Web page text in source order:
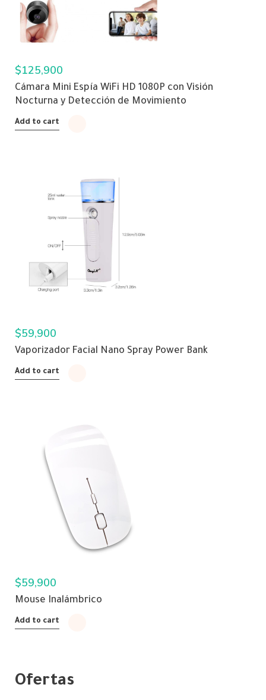
$125,900
Cámara Mini Espía WiFi HD 1080P con Visión
Nocturna y Detección de Movimiento
Add to cart
$59,900
Vaporizador Facial Nano Spray Power Bank
Add to cart
$59,900
Mouse Inalámbrico
Add to cart
Ofertas